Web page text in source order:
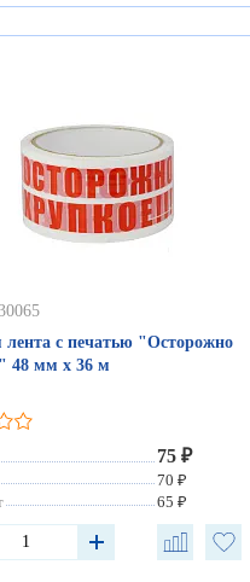
лента с печатью "Осторожно
48 мм х 36 м
75 ₽
70 ₽
65 ₽